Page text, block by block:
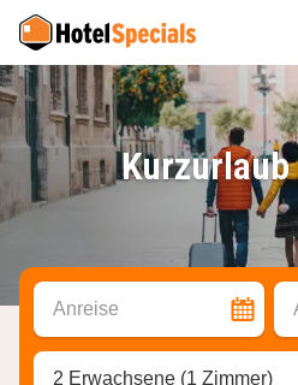
Anreise
2 Erwachsene (1 Zimmer)